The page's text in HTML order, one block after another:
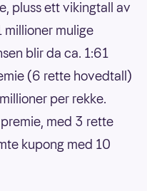
pluss ett vikingtall av
mulige
blir da ca. 1:61
(6 rette hovedtall)
per rekke.
med 3 rette
kupong med 10